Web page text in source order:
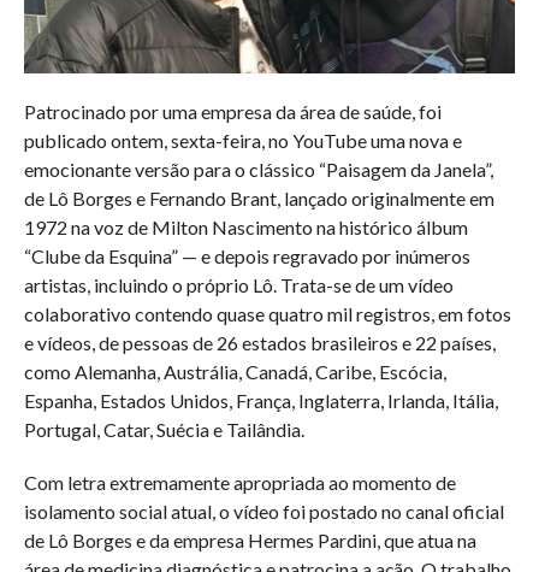
Patrocinado por uma empresa da área de saúde, foi
publicado ontem, sexta-feira, no YouTube uma nova e
emocionante versão para o clássico “Paisagem da Janela”,
de Lô Borges e Fernando Brant, lançado originalmente em
1972 na voz de Milton Nascimento na histórico álbum
“Clube da Esquina” — e depois regravado por inúmeros
artistas, incluindo o próprio Lô. Trata-se de um vídeo
colaborativo contendo quase quatro mil registros, em fotos
e vídeos, de pessoas de 26 estados brasileiros e 22 países,
como Alemanha, Austrália, Canadá, Caribe, Escócia,
Espanha, Estados Unidos, França, Inglaterra, Irlanda, Itália,
Portugal, Catar, Suécia e Tailândia.
Com letra extremamente apropriada ao momento de
isolamento social atual, o vídeo foi postado no canal oficial
de Lô Borges e da empresa Hermes Pardini, que atua na